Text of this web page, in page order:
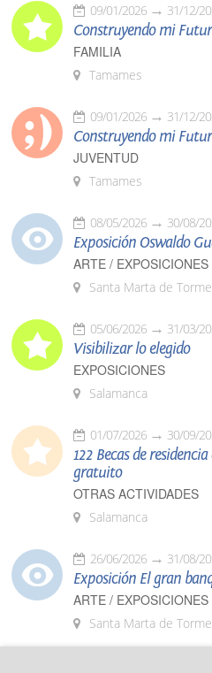
09/01/2026 31/12/
Construyendo mi
FAMILIA
Tamames
09/01/2026 31/12/
Construyendo mi
JUVENTUD
Tamames
08/05/2026 30/08/
Exposición Oswaldo
ARTE / EXPOSICIONES
Santa Marta de
05/06/2026 31/03/
Visibilizar lo elegido
EXPOSICIONES
Salamanca
01/07/2026 30/09/
122 Becas de
gratuito
OTRAS ACTIVIDADES
Salamanca
26/06/2026 31/08/
Exposición El gran
ARTE / EXPOSICIONES
Santa Marta de